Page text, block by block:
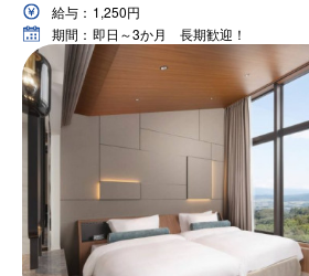
給与： 1,250円
期間： 即日～3か月 長期歓迎！